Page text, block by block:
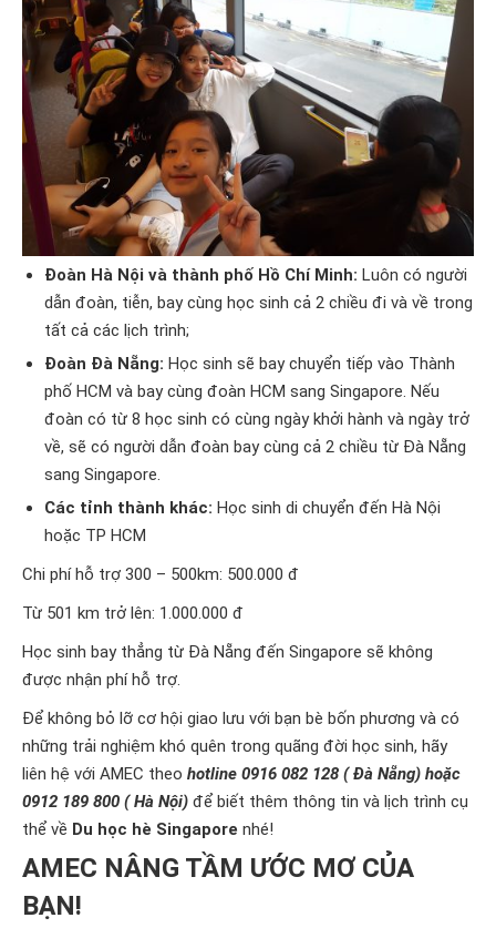
Đoàn Hà Nội và thành phố Hồ Chí Minh: Luôn có người
dẫn đoàn, tiễn, bay cùng học sinh cả 2 chiều đi và về trong
tất cả các lịch trình;
Đoàn Đà Nẵng: Học sinh sẽ bay chuyển tiếp vào Thành
phố HCM và bay cùng đoàn HCM sang Singapore. Nếu
đoàn có từ 8 học sinh có cùng ngày khởi hành và ngày trở
về, sẽ có người dẫn đoàn bay cùng cả 2 chiều từ Đà Nẵng
sang Singapore.
Các tỉnh thành khác: Học sinh di chuyển đến Hà Nội
hoặc TP HCM
Chi phí hỗ trợ 300 – 500km: 500.000 đ
Từ 501 km trở lên: 1.000.000 đ
Học sinh bay thẳng từ Đà Nẵng đến Singapore sẽ không
được nhận phí hỗ trợ.
Để không bỏ lỡ cơ hội giao lưu với bạn bè bốn phương và có
những trải nghiệm khó quên trong quãng đời học sinh, hãy
liên hệ với AMEC theo hotline 0916 082 128 ( Đà Nẵng) hoặc
0912 189 800 ( Hà Nội) để biết thêm thông tin và lịch trình cụ
thể về Du học hè Singapore nhé!
AMEC NÂNG TẦM ƯỚC MƠ CỦA
BẠN!